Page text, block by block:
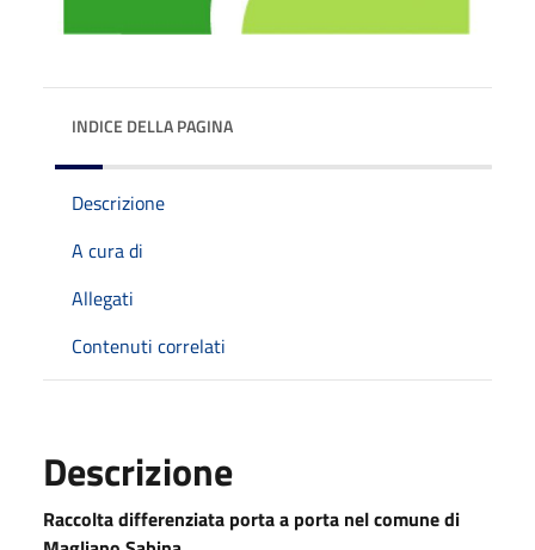
INDICE DELLA PAGINA
Descrizione
A cura di
Allegati
Contenuti correlati
Descrizione
Raccolta differenziata porta a porta nel comune di